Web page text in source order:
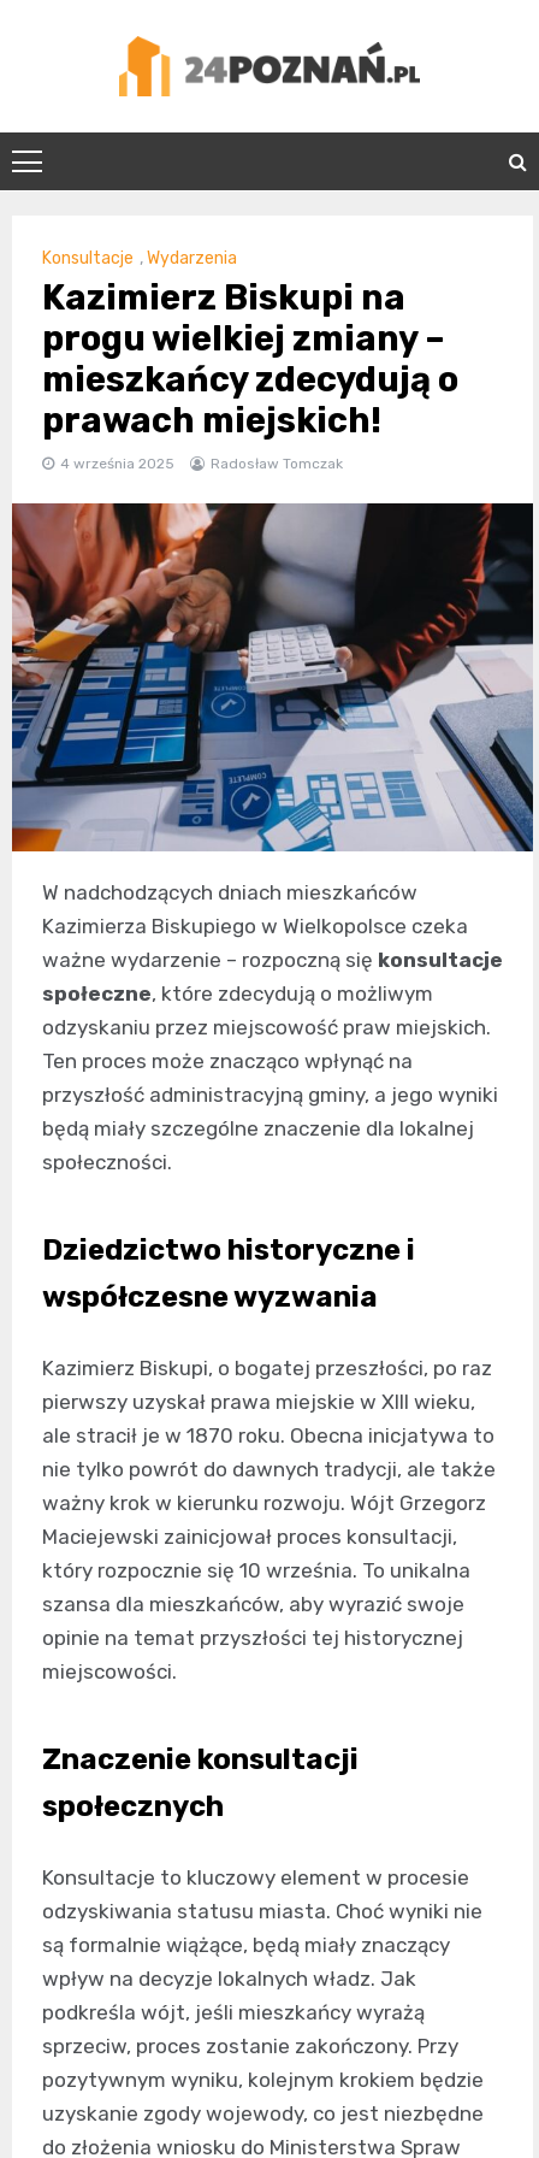
24Poznań.pl
Konsultacje ,Wydarzenia
Kazimierz Biskupi na
progu wielkiej zmiany –
mieszkańcy zdecydują o
prawach miejskich!
4 września 2025 Radosław Tomczak
W nadchodzących dniach mieszkańców
Kazimierza Biskupiego w Wielkopolsce czeka
ważne wydarzenie – rozpoczną się konsultacje
społeczne, które zdecydują o możliwym
odzyskaniu przez miejscowość praw miejskich.
Ten proces może znacząco wpłynąć na
przyszłość administracyjną gminy, a jego wyniki
będą miały szczególne znaczenie dla lokalnej
społeczności.
Dziedzictwo historyczne i
współczesne wyzwania
Kazimierz Biskupi, o bogatej przeszłości, po raz
pierwszy uzyskał prawa miejskie w XIII wieku,
ale stracił je w 1870 roku. Obecna inicjatywa to
nie tylko powrót do dawnych tradycji, ale także
ważny krok w kierunku rozwoju. Wójt Grzegorz
Maciejewski zainicjował proces konsultacji,
który rozpocznie się 10 września. To unikalna
szansa dla mieszkańców, aby wyrazić swoje
opinie na temat przyszłości tej historycznej
miejscowości.
Znaczenie konsultacji
społecznych
Konsultacje to kluczowy element w procesie
odzyskiwania statusu miasta. Choć wyniki nie
są formalnie wiążące, będą miały znaczący
wpływ na decyzje lokalnych władz. Jak
podkreśla wójt, jeśli mieszkańcy wyrażą
sprzeciw, proces zostanie zakończony. Przy
pozytywnym wyniku, kolejnym krokiem będzie
uzyskanie zgody wojewody, co jest niezbędne
do złożenia wniosku do Ministerstwa Spraw